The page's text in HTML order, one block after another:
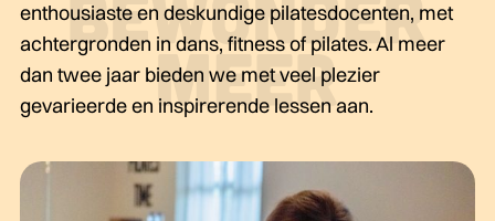
enthousiaste en deskundige pilatesdocenten, met
achtergronden in dans, fitness of pilates. Al meer
dan twee jaar bieden we met veel plezier
gevarieerde en inspirerende lessen aan.